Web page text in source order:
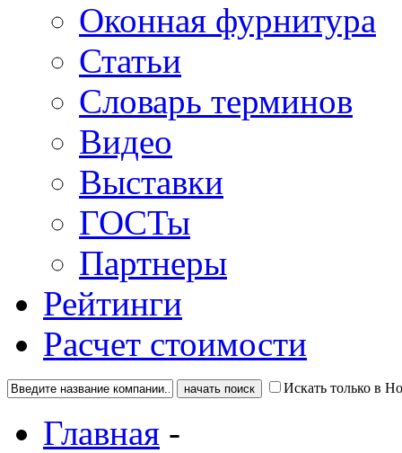
Оконная фурнитура
Статьи
Словарь терминов
Видео
Выставки
ГОСТы
Партнеры
Рейтинги
Расчет стоимости
Искать только в
Главная -